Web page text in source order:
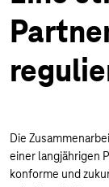
Die
einer langjährigen
konforme und